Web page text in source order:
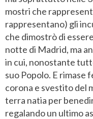
mostri che
rappresentano) gli
che dimostrò di
notte di Madrid, ma
in cui, nonostante
suo Popolo. E rimase
corona e svestito del
terra natia per
regalando un ultimo